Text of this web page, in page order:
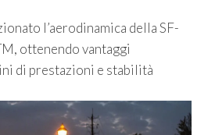
l’aerodinamica della SF-
ottenendo vantaggi
di prestazioni e stabilità